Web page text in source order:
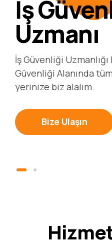
İş
Uzmanı
İş Güvenliği
Güvenliği Alanında
yerinize biz alalım.
Bize Ulaşın
Risk
Risk Değerlendirme ,
dışarıdan gelebilecek
belirlenmesidir.